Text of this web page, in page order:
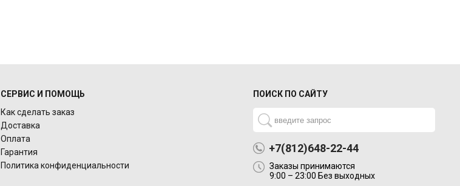
СЕРВИС И ПОМОЩЬ
Как сделать заказ
Доставка
Оплата
Гарантия
Политика конфиденциальности
ПОИСК ПО САЙТУ
+7(812)648-22-44
Заказы принимаются
9:00 – 23:00 Без выходных